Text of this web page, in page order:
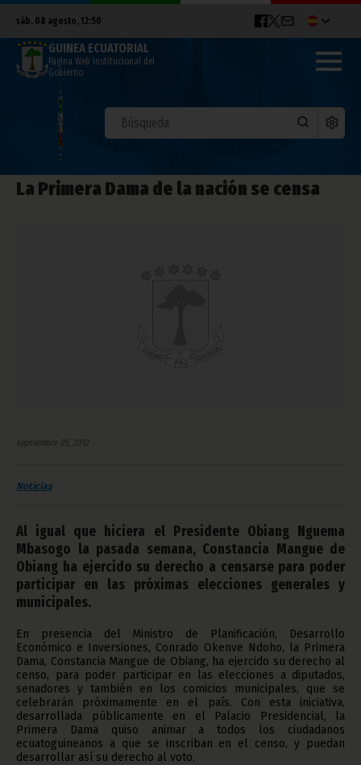
sáb. 08 agosto, 12:50
GUINEA ECUATORIAL
Página Web Institucional del
Gobierno
La Primera Dama de la nación se censa
septiembre 05, 2012
Noticias
Al igual que hiciera el Presidente Obiang Nguema
Mbasogo la pasada semana, Constancia Mangue de
Obiang ha ejercido su derecho a censarse para poder
participar en las próximas elecciones generales y
municipales.
En presencia del Ministro de Planificación, Desarrollo
Económico e Inversiones, Conrado Okenve Ndoho, la Primera
Dama, Constancia Mangue de Obiang, ha ejercido su derecho al
censo, para poder participar en las elecciones a diputados,
senadores y también en los comicios municipales, que se
celebrarán próximamente en el país. Con esta iniciativa,
desarrollada públicamente en el Palacio Presidencial, la
Primera Dama quiso animar a todos los ciudadanos
ecuatoguineanos a que se inscriban en el censo, y puedan
desarrollar así su derecho al voto.